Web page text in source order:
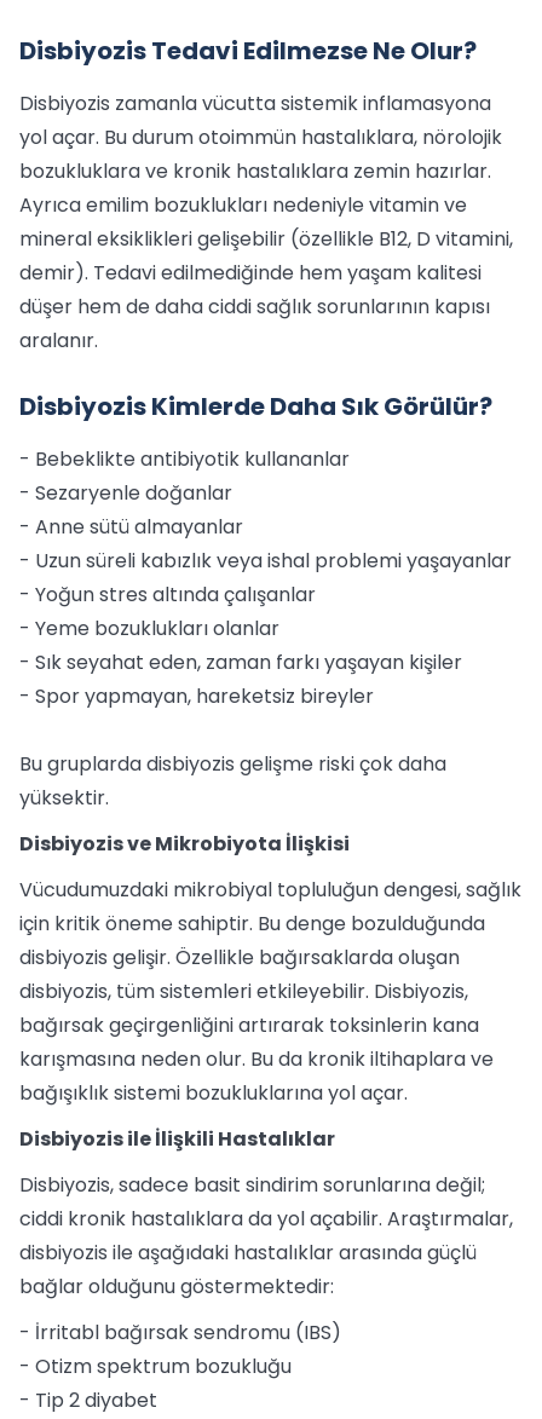
Disbiyozis Tedavi Edilmezse Ne Olur?
Disbiyozis zamanla vücutta sistemik inflamasyona
yol açar. Bu durum otoimmün hastalıklara, nörolojik
bozukluklara ve kronik hastalıklara zemin hazırlar.
Ayrıca emilim bozuklukları nedeniyle vitamin ve
mineral eksiklikleri gelişebilir (özellikle B12, D vitamini,
demir). Tedavi edilmediğinde hem yaşam kalitesi
düşer hem de daha ciddi sağlık sorunlarının kapısı
aralanır.
Disbiyozis Kimlerde Daha Sık Görülür?
- Bebeklikte antibiyotik kullananlar
- Sezaryenle doğanlar
- Anne sütü almayanlar
- Uzun süreli kabızlık veya ishal problemi yaşayanlar
- Yoğun stres altında çalışanlar
- Yeme bozuklukları olanlar
- Sık seyahat eden, zaman farkı yaşayan kişiler
- Spor yapmayan, hareketsiz bireyler
Bu gruplarda disbiyozis gelişme riski çok daha
yüksektir.
Disbiyozis ve Mikrobiyota İlişkisi
Vücudumuzdaki mikrobiyal topluluğun dengesi, sağlık
için kritik öneme sahiptir. Bu denge bozulduğunda
disbiyozis gelişir. Özellikle bağırsaklarda oluşan
disbiyozis, tüm sistemleri etkileyebilir. Disbiyozis,
bağırsak geçirgenliğini artırarak toksinlerin kana
karışmasına neden olur. Bu da kronik iltihaplara ve
bağışıklık sistemi bozukluklarına yol açar.
Disbiyozis ile İlişkili Hastalıklar
Disbiyozis, sadece basit sindirim sorunlarına değil;
ciddi kronik hastalıklara da yol açabilir. Araştırmalar,
disbiyozis ile aşağıdaki hastalıklar arasında güçlü
bağlar olduğunu göstermektedir:
- İrritabl bağırsak sendromu (IBS)
- Otizm spektrum bozukluğu
- Tip 2 diyabet